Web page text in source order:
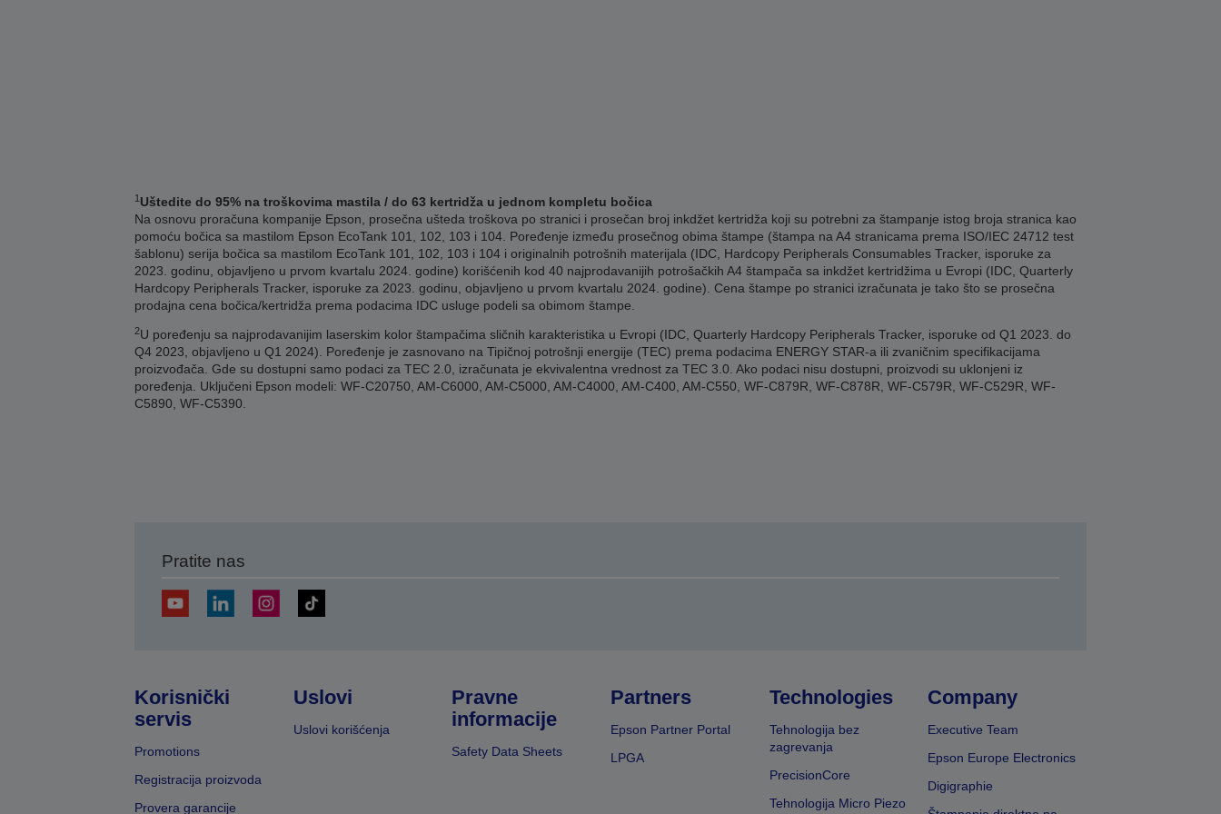
1Uštedite do 95% na troškovima mastila / do 63 kertridža u jednom kompletu bočica
Na osnovu proračuna kompanije Epson, prosečna ušteda troškova po stranici i prosečan broj inkdžet kertridža koji su potrebni za štampanje istog broja stranica kao
pomoću bočica sa mastilom Epson EcoTank 101, 102, 103 i 104. Poređenje između prosečnog obima štampe (štampa na A4 stranicama prema ISO/IEC 24712 test
šablonu) serija bočica sa mastilom EcoTank 101, 102, 103 i 104 i originalnih potrošnih materijala (IDC, Hardcopy Peripherals Consumables Tracker, isporuke za
2023. godinu, objavljeno u prvom kvartalu 2024. godine) korišćenih kod 40 najprodavanijih potrošačkih A4 štampača sa inkdžet kertridžima u Evropi (IDC, Quarterly
Hardcopy Peripherals Tracker, isporuke za 2023. godinu, objavljeno u prvom kvartalu 2024. godine). Cena štampe po stranici izračunata je tako što se prosečna
prodajna cena bočica/kertridža prema podacima IDC usluge podeli sa obimom štampe.
2U poređenju sa najprodavanijim laserskim kolor štampačima sličnih karakteristika u Evropi (IDC, Quarterly Hardcopy Peripherals Tracker, isporuke od Q1 2023. do
Q4 2023, objavljeno u Q1 2024). Poređenje je zasnovano na Tipičnoj potrošnji energije (TEC) prema podacima ENERGY STAR-a ili zvaničnim specifikacijama
proizvođača. Gde su dostupni samo podaci za TEC 2.0, izračunata je ekvivalentna vrednost za TEC 3.0. Ako podaci nisu dostupni, proizvodi su uklonjeni iz
poređenja. Uključeni Epson modeli: WF-C20750, AM-C6000, AM-C5000, AM-C4000, AM-C400, AM-C550, WF-C879R, WF-C878R, WF-C579R, WF-C529R, WF-
C5890, WF-C5390.
Pratite nas
Korisnički
servis
Promotions
Registracija proizvoda
Provera garancije
Uslovi
Uslovi korišćenja
Pravne
informacije
Safety Data Sheets
Partners
Epson Partner Portal
LPGA
Technologies
Tehnologija bez
zagrevanja
PrecisionCore
Tehnologija Micro Piezo
Company
Executive Team
Epson Europe Electronics
Digigraphie